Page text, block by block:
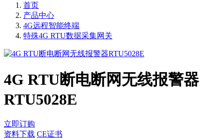
首页
产品中心
4G远程智能终端
特殊4G RTU数据采集网关
4G RTU断电断网无线报警器
RTU5028E
立即订购
资料下载 CE证书